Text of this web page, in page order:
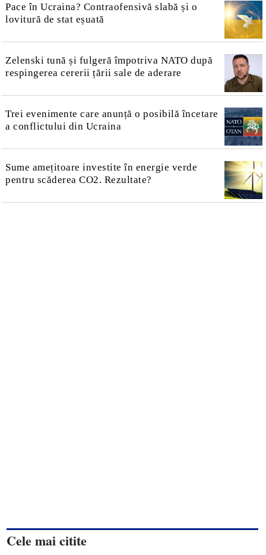
Pace în Ucraina? Contraofensivă slabă și o
lovitură de stat eșuată
Zelenski tună și fulgeră împotriva NATO după
respingerea cererii țării sale de aderare
Trei evenimente care anunță o posibilă încetare
a conflictului din Ucraina
Sume amețitoare investite în energie verde
pentru scăderea CO2. Rezultate?
Cele mai citite